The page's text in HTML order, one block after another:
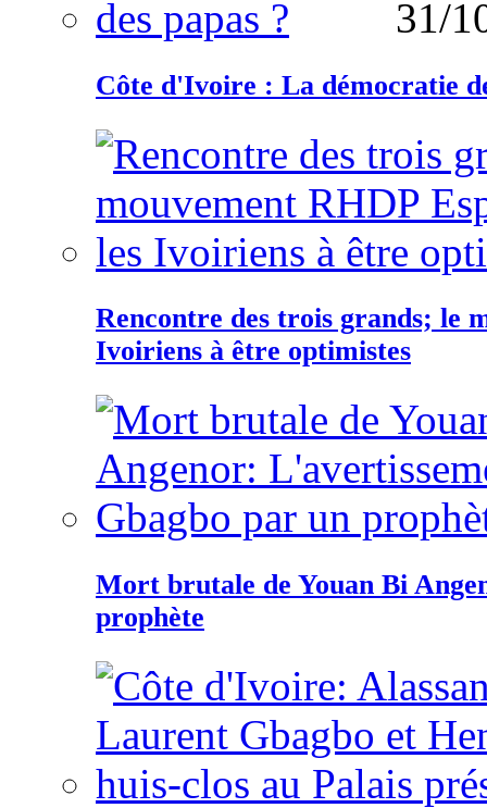
31/
Côte d'Ivoire : La démocratie
Rencontre des trois grands; le
Ivoiriens à être optimistes
Mort brutale de Youan Bi
prophète